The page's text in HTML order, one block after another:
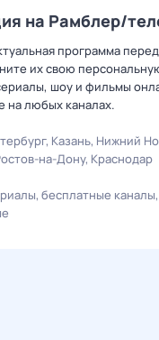
на Рамблер/
программа
их свою
шоу и фильмы
на любых каналах.
Казань Нижний
на-Дону Краснодар
бесплатные каналы